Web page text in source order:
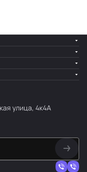
улица, 4к4А